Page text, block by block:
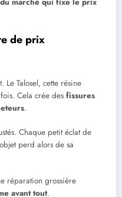
de prix
Le Talosel, cette résine
Cela crée des fissures
.
Chaque petit éclat de
perd alors de sa
réparation grossière
avant tout.